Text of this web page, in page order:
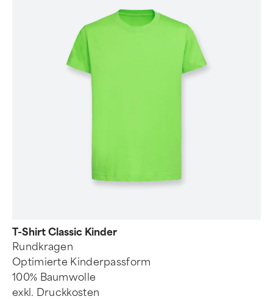
T-Shirt Classic Kinder
Rundkragen
Optimierte Kinderpassform
100% Baumwolle
exkl. Druckkosten